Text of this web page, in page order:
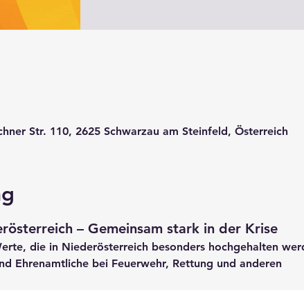
Str. 110, 2625 Schwarzau am Steinfeld, Österreich
– Gemeinsam stark in der Krise
die in Niederösterreich besonders hochgehalten
Ehrenamtliche bei Feuerwehr, Rettung und anderen